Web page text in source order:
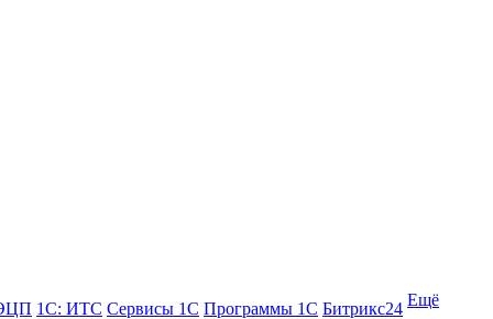
1С: ИТС Сервисы 1С Программы 1С Битрикс24 Ещё